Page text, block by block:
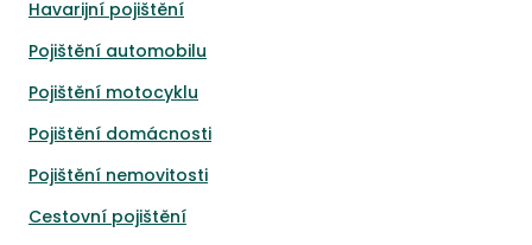
Havarijní pojištění
Pojištění automobilu
Pojištění motocyklu
Pojištění domácnosti
Pojištění nemovitosti
Cestovní pojištění